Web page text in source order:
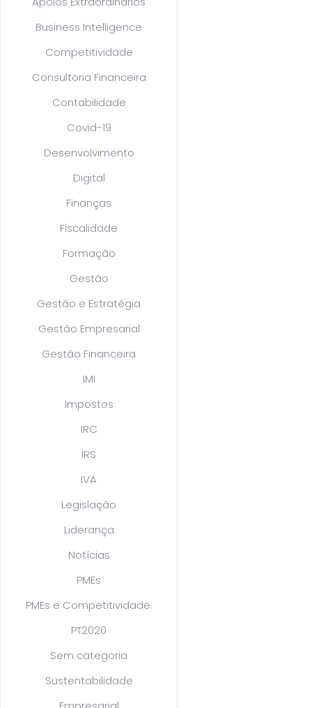
Business Intelligence
Competitividade
Consultoria Financeira
Contabilidade
Covid-19
Desenvolvimento
Digital
Finanças
Fiscalidade
Formação
Gestão
Gestão e Estratégia
Gestão Empresarial
Gestão Financeira
IMI
Impostos
IRC
IRS
IVA
Legislação
Liderança
Notícias
PMEs
PMEs e Competitividade.
PT2020
Sem categoria
Sustentabilidade